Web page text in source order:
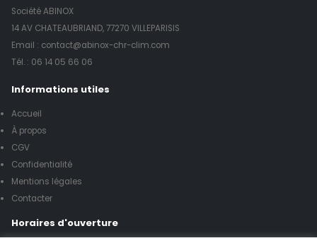
Société ABINOX
14 AV CHATEAUBRIAND, 77270 VILLEPARISIS
Email : contact@abinox-chr-clim.com
Tél. : 06 14 05 66 06
Informations utiles
Accueil
À propos
CGV
Confidentialité
Mentions légales
Contacter
Horaires d'ouverture